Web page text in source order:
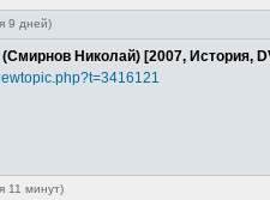
9 дней)
(Смирнов Николай) [2007, История,
11 минут)